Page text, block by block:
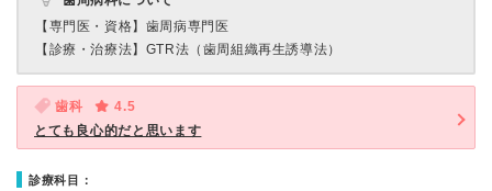
【専門医・資格】 歯周病専門医
【診療・治療法】 GTR法（歯周組織再生誘導法）
歯科
4.5
とても良心的だと思います
診療科目：